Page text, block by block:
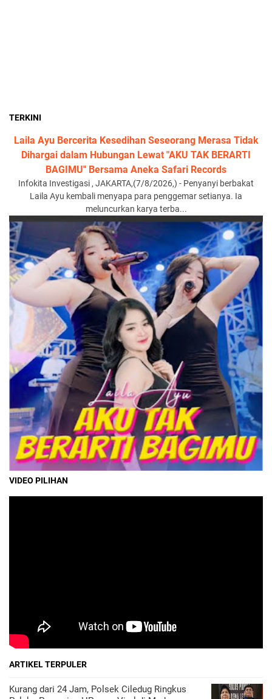
TERKINI
Laila Ayu Bercerita Kesedihan Seseorang Merasa Tidak
Dihargai dalam Hubungan Lewat "AKU TAK BERARTI
BAGIMU" Bersama Aneka Safari Records
Infokita Investigasi , JAKARTA,(7/8/2026,) - Penyanyi berbakat
Laila Ayu kembali menyapa para penggemar setianya. Ia
meluncurkan karya terba...
VIDEO PILIHAN
ARTIKEL TERPULER
Kurang dari 24 Jam, Polsek Ciledug Ringkus